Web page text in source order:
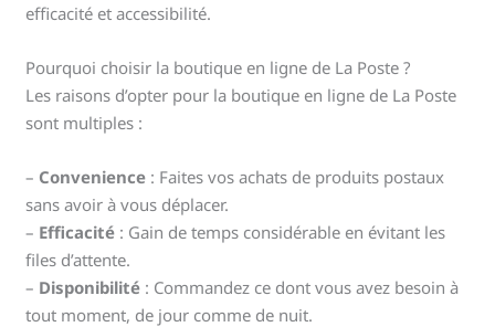
efficacité et accessibilité.
Pourquoi choisir la boutique en ligne de La Poste ?
Les raisons d’opter pour la boutique en ligne de La Poste
sont multiples :
– Convenience : Faites vos achats de produits postaux
sans avoir à vous déplacer.
– Efficacité : Gain de temps considérable en évitant les
files d’attente.
– Disponibilité : Commandez ce dont vous avez besoin à
tout moment, de jour comme de nuit.